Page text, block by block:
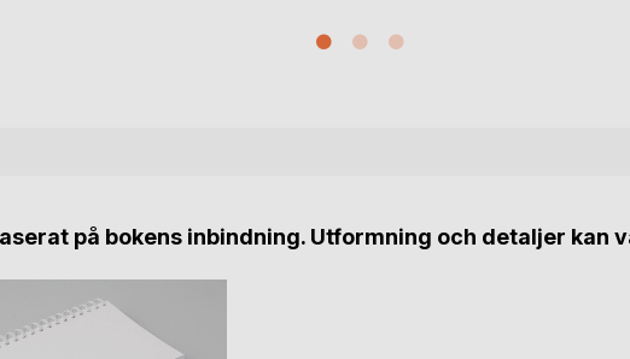
på bokens inbindning. Utformning och detaljer kan